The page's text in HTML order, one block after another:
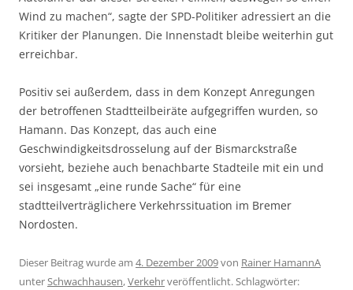
Wind zu machen“, sagte der SPD-Politiker adressiert an die
Kritiker der Planungen. Die Innenstadt bleibe weiterhin gut
erreichbar.
Positiv sei außerdem, dass in dem Konzept Anregungen
der betroffenen Stadtteilbeiräte aufgegriffen wurden, so
Hamann. Das Konzept, das auch eine
Geschwindigkeitsdrosselung auf der Bismarckstraße
vorsieht, beziehe auch benachbarte Stadteile mit ein und
sei insgesamt „eine runde Sache“ für eine
stadtteilverträglichere Verkehrssituation im Bremer
Nordosten.
Dieser Beitrag wurde am 4. Dezember 2009von Rainer HamannA
unterSchwachhausen,Verkehrveröffentlicht. Schlagwörter: